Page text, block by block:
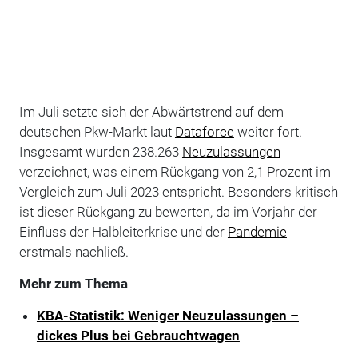
Im Juli setzte sich der Abwärtstrend auf dem
deutschen Pkw-Markt laut Dataforceweiter fort.
Insgesamt wurden 238.263 Neuzulassungen
verzeichnet, was einem Rückgang von 2,1 Prozent im
Vergleich zum Juli 2023 entspricht. Besonders kritisch
ist dieser Rückgang zu bewerten, da im Vorjahr der
Einfluss der Halbleiterkrise und der Pandemie
erstmals nachließ.
Mehr zum Thema
KBA-Statistik: Weniger Neuzulassungen –
dickes Plus bei Gebrauchtwagen